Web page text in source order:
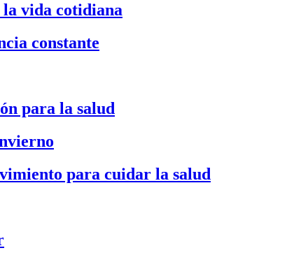
vida cotidiana
constante
para la salud
para cuidar la salud